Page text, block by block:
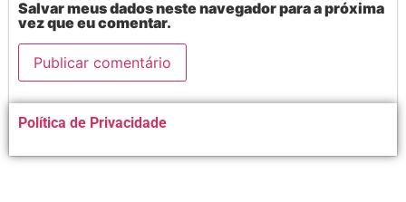
Salvar meus dados neste navegador para a próxima
vez que eu comentar.
Alternative:
Política de Privacidade